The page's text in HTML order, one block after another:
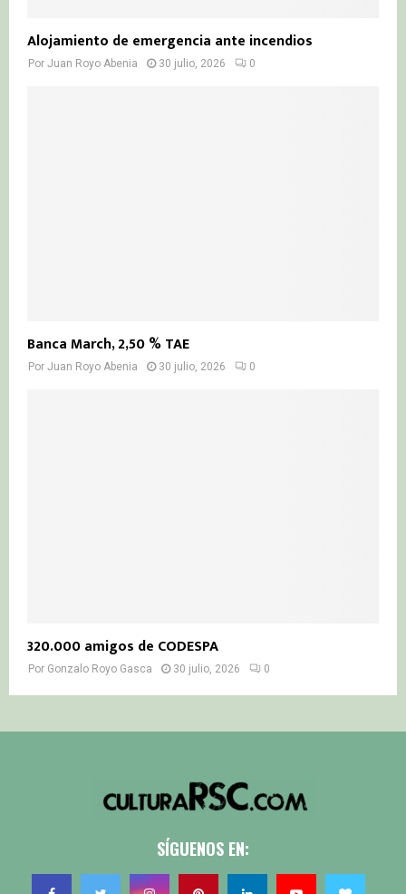
Alojamiento de emergencia ante incendios
Por Juan Royo Abenia 30 julio, 2026 0
Banca March, 2,50 % TAE
Por Juan Royo Abenia 30 julio, 2026 0
320.000 amigos de CODESPA
Por Gonzalo Royo Gasca 30 julio, 2026 0
SÍGUENOS EN: